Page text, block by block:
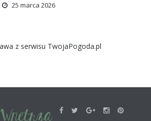
25 marca 2026
z serwisu TwojaPogoda.pl